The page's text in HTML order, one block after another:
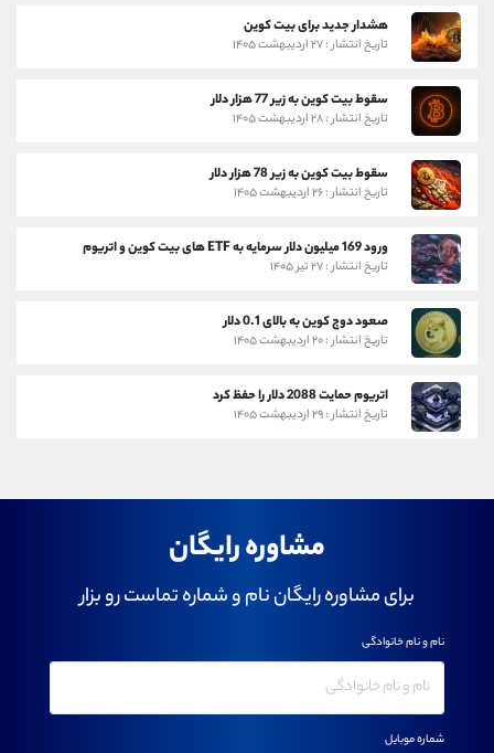
هشدار جدید برای بیت کوین
تاریخ انتشار : ۲۷ اردیبهشت ۱۴۰۵
سقوط بیت کوین به زیر 77 هزار دلار
تاریخ انتشار : ۲۸ اردیبهشت ۱۴۰۵
سقوط بیت کوین به زیر 78 هزار دلار
تاریخ انتشار : ۲۶ اردیبهشت ۱۴۰۵
ورود 169 میلیون دلار سرمایه به ETF های بیت کوین و اتریوم
تاریخ انتشار : ۲۷ تیر ۱۴۰۵
صعود دوج کوین به بالای 0.1 دلار
تاریخ انتشار : ۲۰ اردیبهشت ۱۴۰۵
اتریوم حمایت 2088 دلار را حفظ کرد
تاریخ انتشار : ۲۹ اردیبهشت ۱۴۰۵
مشاوره رایگان
برای مشاوره رایگان نام و شماره تماست رو بزار
نام و نام خانوادگی
شماره موبایل